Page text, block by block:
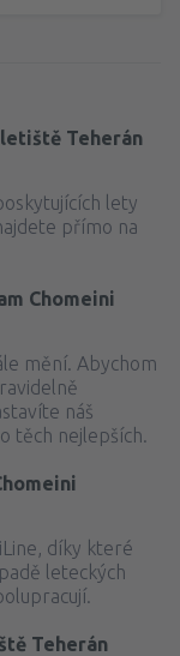
Teherán
lety
přímo na
Chomeini
mění. Abychom
náš
těch nejlepších.
díky které
leteckých
Teherán